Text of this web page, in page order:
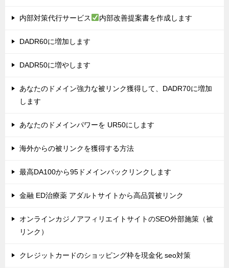
内部対策代行サービス 内部改善提案書を作成します
DADR60に増加します
DADR50に増やします
あなたのドメイン強力な被リンク獲得して、DADR70に増加
します
あなたのドメインパワーを UR50にします
海外からの被リンクを獲得する方法
最高DA100から95ドメインバックリンクします
金融 ED治療薬 アダルトサイトから高品質被リンク
オンラインカジノアフィリエイトサイトのSEO外部施策（被
リンク）
クレジットカードのショッピング枠を現金化 seo対策